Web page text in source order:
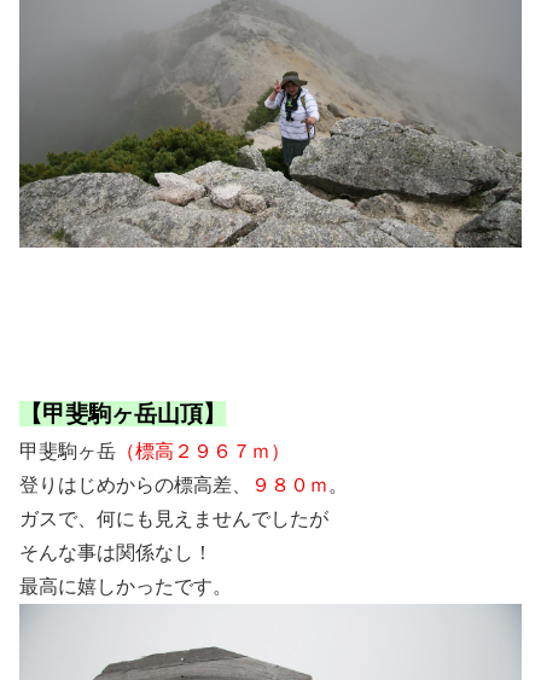
【甲斐駒ヶ岳山頂】
甲斐駒ヶ岳 （標高２９６７ｍ）
登りはじめからの標高差、
９８０ｍ 。
ガスで、何にも見えませんでしたが
そんな事は関係なし！
最高に嬉しかったです。